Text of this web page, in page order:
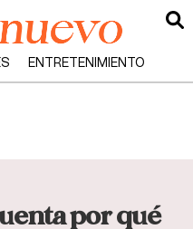
ENTRETENIMIENTO
por qué